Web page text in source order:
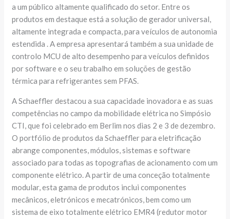
a um público altamente qualificado do setor. Entre os
produtos em destaque está a solução de gerador universal,
altamente integrada e compacta, para veículos de autonomia
estendida . A empresa apresentará também a sua unidade de
controlo MCU de alto desempenho para veículos definidos
por software e o seu trabalho em soluções de gestão
térmica para refrigerantes sem PFAS.
A Schaeffler destacou a sua capacidade inovadora e as suas
competências no campo da mobilidade elétrica no Simpósio
CTI, que foi celebrado em Berlim nos dias 2 e 3 de dezembro.
O portfólio de produtos da Schaeffler para eletrificação
abrange componentes, módulos, sistemas e software
associado para todas as topografias de acionamento com um
componente elétrico. A partir de uma conceção totalmente
modular, esta gama de produtos inclui componentes
mecânicos, eletrónicos e mecatrónicos, bem como um
sistema de eixo totalmente elétrico EMR4 (redutor motor